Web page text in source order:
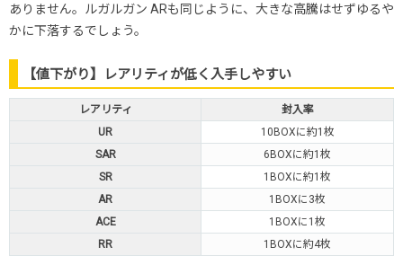
ありません。ルガルガン ARも同じように、大きな高騰はせずゆるや
かに下落するでしょう。
【値下がり】レアリティが低く入手しやすい
レアリティ
封入率
UR
10BOXに約1枚
SAR
6BOXに約1枚
SR
1BOXに約1枚
AR
1BOXに3枚
ACE
1BOXに1枚
RR
1BOXに約4枚